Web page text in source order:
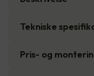
Tekniske
Pris- og